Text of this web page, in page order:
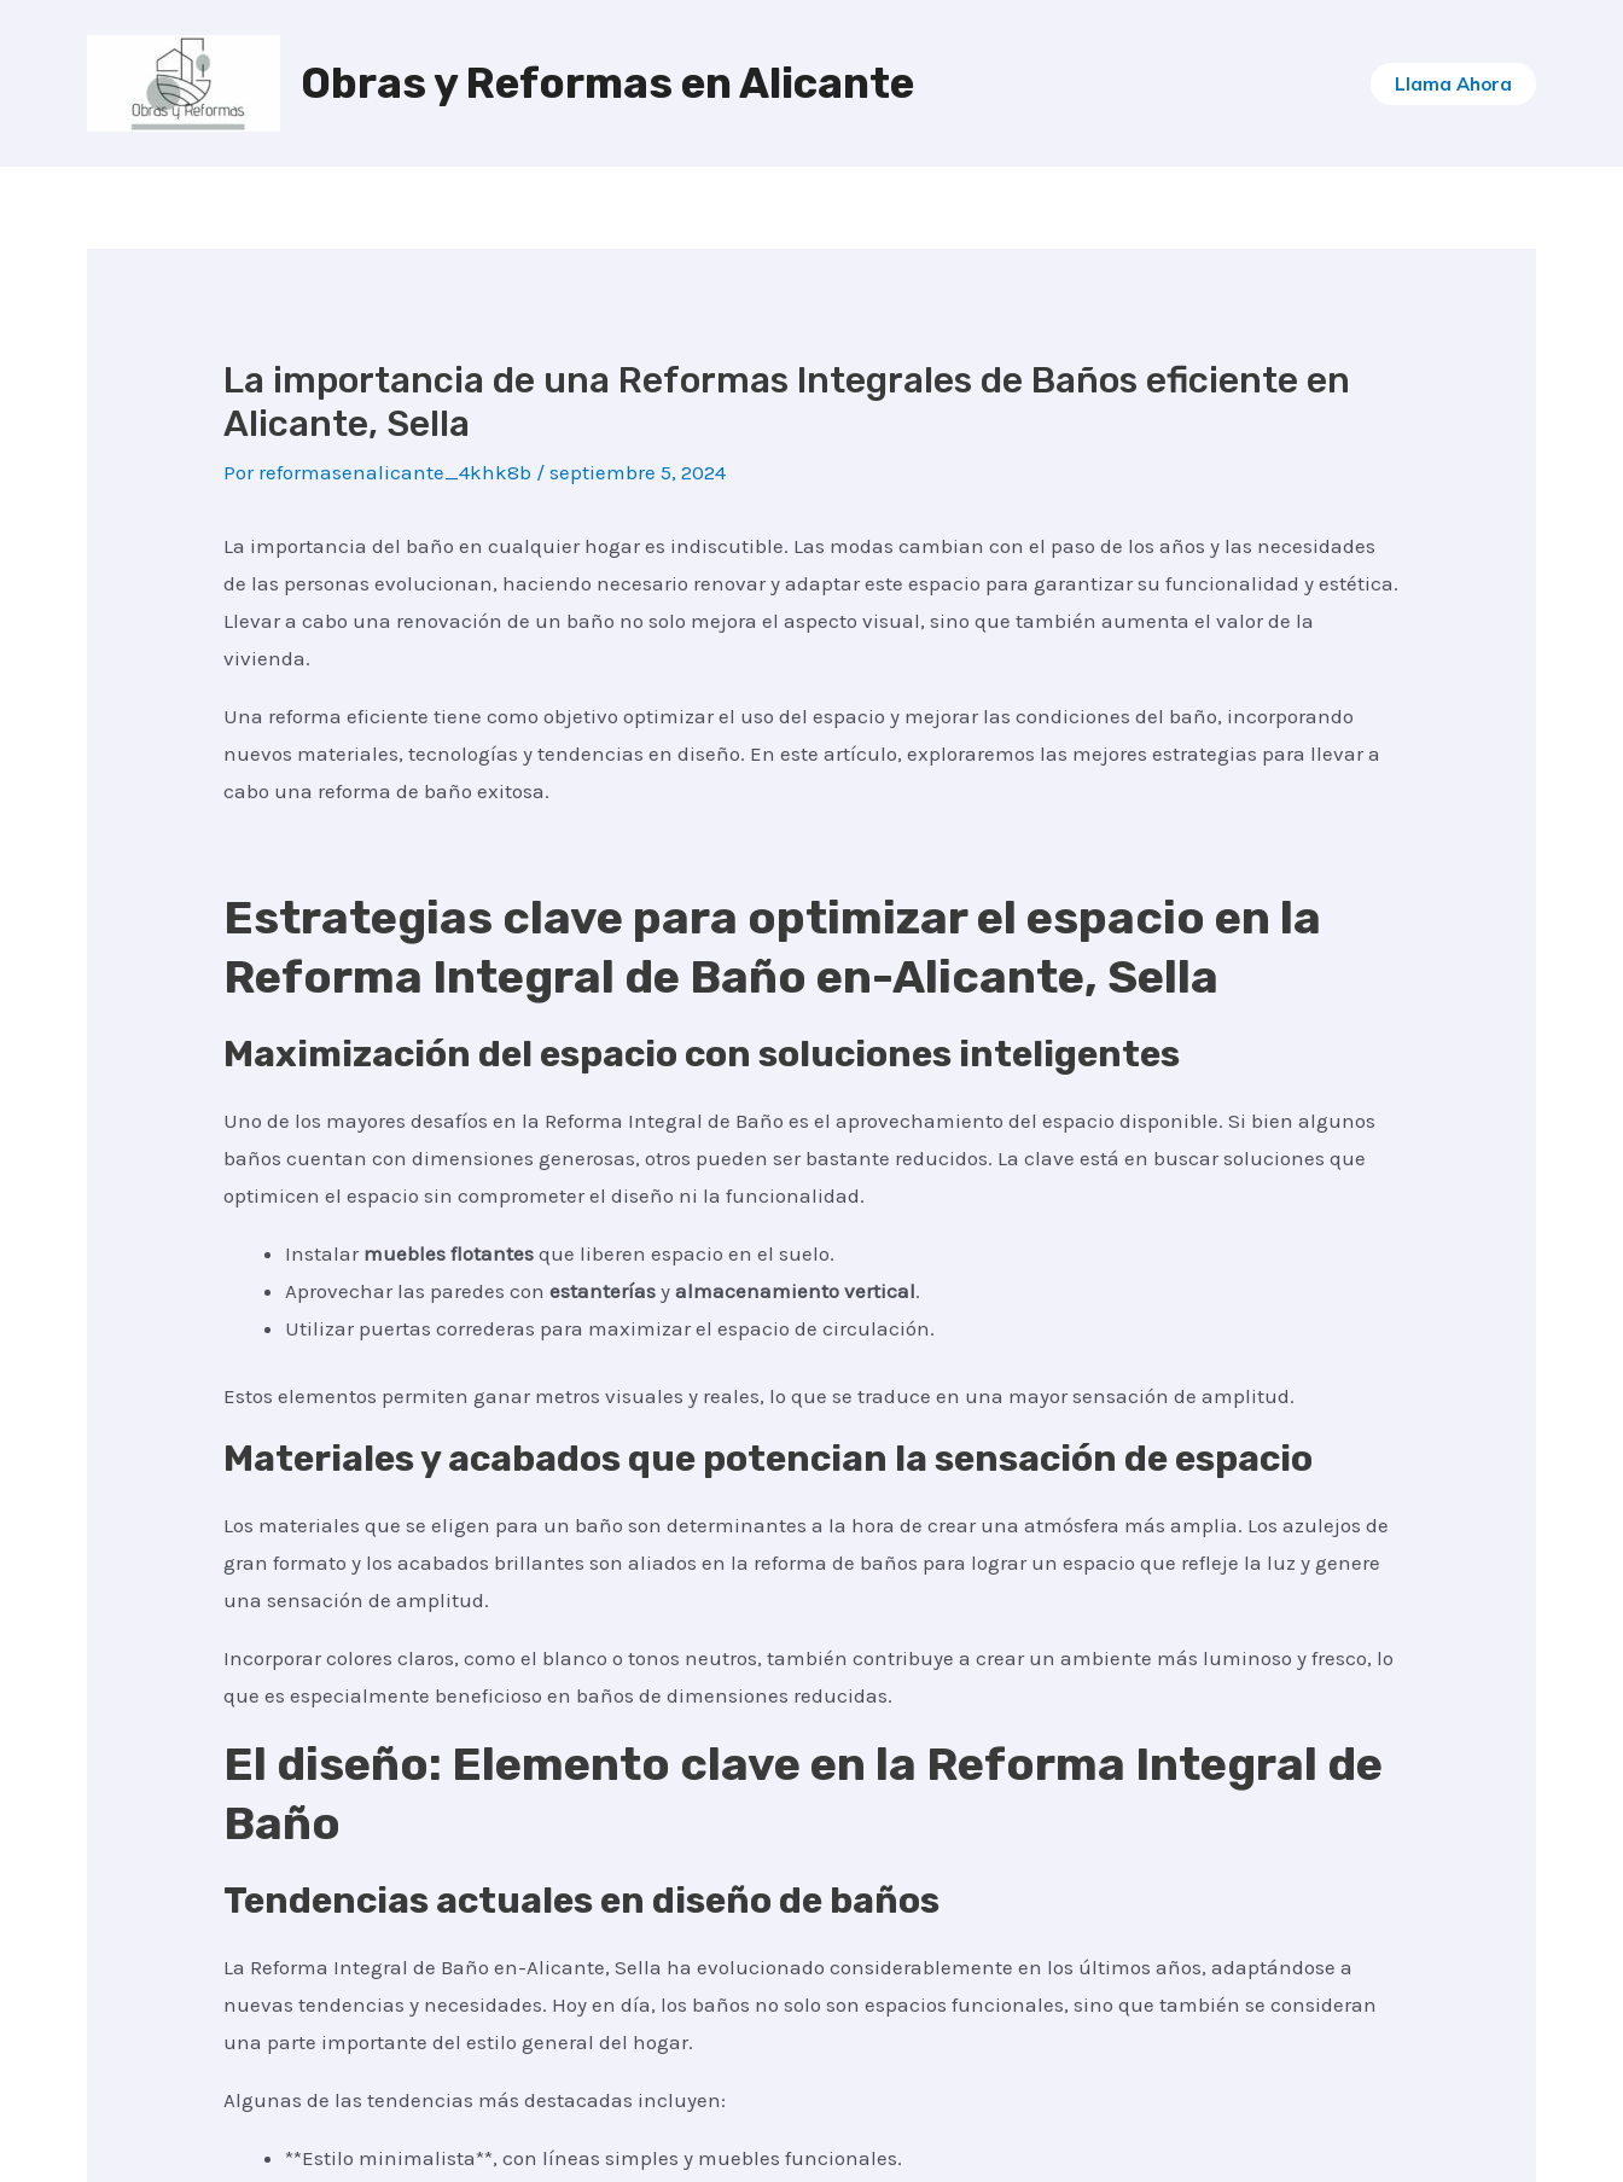
Obras y Reformas en Alicante Llama Ahora
La importancia de una Reformas Integrales de Baños eficiente en
Alicante, Sella
Por reformasenalicante_4khk8b /septiembre 5, 2024
La importancia del baño en cualquier hogar es indiscutible. Las modas cambian con el paso de los años y las necesidades
de las personas evolucionan, haciendo necesario renovar y adaptar este espacio para garantizar su funcionalidad y estética.
Llevar a cabo una renovación de un baño no solo mejora el aspecto visual, sino que también aumenta el valor de la
vivienda.
Una reforma eficiente tiene como objetivo optimizar el uso del espacio y mejorar las condiciones del baño, incorporando
nuevos materiales, tecnologías y tendencias en diseño. En este artículo, exploraremos las mejores estrategias para llevar a
cabo una reforma de baño exitosa.
Estrategias clave para optimizar el espacio en la
Reforma Integral de Baño en-Alicante, Sella
Maximización del espacio con soluciones inteligentes
Uno de los mayores desafíos en la Reforma Integral de Baño es el aprovechamiento del espacio disponible. Si bien algunos
baños cuentan con dimensiones generosas, otros pueden ser bastante reducidos. La clave está en buscar soluciones que
optimicen el espacio sin comprometer el diseño ni la funcionalidad.
Instalar muebles flotantes que liberen espacio en el suelo.
Aprovechar las paredes conestanterías yalmacenamiento vertical.
Utilizar puertas correderas para maximizar el espacio de circulación.
Estos elementos permiten ganar metros visuales y reales, lo que se traduce en una mayor sensación de amplitud.
Materiales y acabados que potencian la sensación de espacio
Los materiales que se eligen para un baño son determinantes a la hora de crear una atmósfera más amplia. Los azulejos de
gran formato y los acabados brillantes son aliados en la reforma de baños para lograr un espacio que refleje la luz y genere
una sensación de amplitud.
Incorporar colores claros, como el blanco o tonos neutros, también contribuye a crear un ambiente más luminoso y fresco, lo
que es especialmente beneficioso en baños de dimensiones reducidas.
El diseño: Elemento clave en la Reforma Integral de
Baño
Tendencias actuales en diseño de baños
La Reforma Integral de Baño en-Alicante, Sella ha evolucionado considerablemente en los últimos años, adaptándose a
nuevas tendencias y necesidades. Hoy en día, los baños no solo son espacios funcionales, sino que también se consideran
una parte importante del estilo general del hogar.
Algunas de las tendencias más destacadas incluyen:
**Estilo minimalista**, con líneas simples y muebles funcionales.